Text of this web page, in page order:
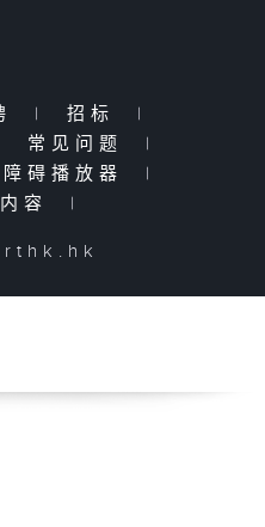
| 招标
|
常见问题
|
障碍播放器
|
容
|